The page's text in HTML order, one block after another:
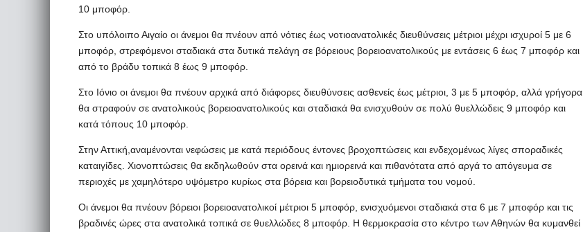
10 μποφόρ.
Στο υπόλοιπο Αιγαίο οι άνεμοι θα πνέουν από νότιες έως νοτιοανατολικές διευθύνσεις μέτριοι μέχρι ισχυροί 5 με 6
μποφόρ, στρεφόμενοι σταδιακά στα δυτικά πελάγη σε βόρειους βορειοανατολικούς με εντάσεις 6 έως 7 μποφόρ και
από το βράδυ τοπικά 8 έως 9 μποφόρ.
Στο Ιόνιο οι άνεμοι θα πνέουν αρχικά από διάφορες διευθύνσεις ασθενείς έως μέτριοι, 3 με 5 μποφόρ, αλλά γρήγορα
θα στραφούν σε ανατολικούς βορειοανατολικούς και σταδιακά θα ενισχυθούν σε πολύ θυελλώδεις 9 μποφόρ και
κατά τόπους 10 μποφόρ.
Στην Αττική,αναμένονται νεφώσεις με κατά περιόδους έντονες βροχοπτώσεις και ενδεχομένως λίγες σποραδικές
καταιγίδες. Χιονοπτώσεις θα εκδηλωθούν στα ορεινά και ημιορεινά και πιθανότατα από αργά το απόγευμα σε
περιοχές με χαμηλότερο υψόμετρο κυρίως στα βόρεια και βορειοδυτικά τμήματα του νομού.
Οι άνεμοι θα πνέουν βόρειοι βορειοανατολικοί μέτριοι 5 μποφόρ, ενισχυόμενοι σταδιακά στα 6 με 7 μποφόρ και τις
βραδινές ώρες στα ανατολικά τοπικά σε θυελλώδες 8 μποφόρ. Η θερμοκρασία στο κέντρο των Αθηνών θα κυμανθεί